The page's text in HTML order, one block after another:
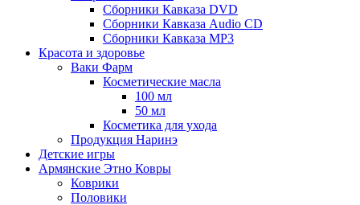
Сборники Кавказа DVD
Сборники Кавказа Audio CD
Сборники Кавказа MP3
Красота и здоровье
Ваки Фарм
Косметические масла
100 мл
50 мл
Косметика для ухода
Продукция Наринэ
Детские игры
Армянские Этно Ковры
Коврики
Половики